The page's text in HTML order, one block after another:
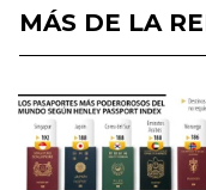
MÁS DE LA